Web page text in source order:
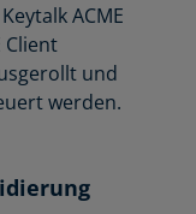
ACME
Client
und
werden.